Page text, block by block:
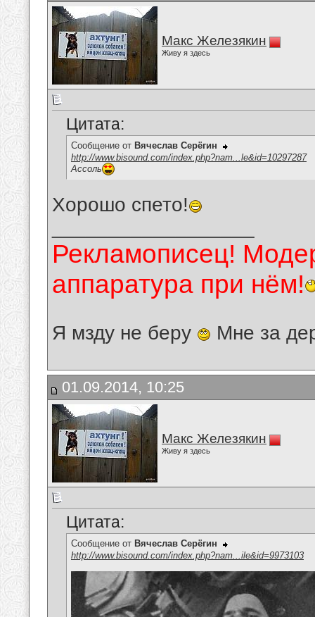
Макс Железякин
Живу я здесь
Цитата:
Сообщение от Вячеслав Серёгин
http://www.bisound.com/index.php?nam...le&id=10297287
Ассоль
Хорошо спето!
Рекламописец!
аппаратура при нём!
Я мзду не беру Мне за
01.09.2014, 10:25
Макс Железякин
Живу я здесь
Цитата:
Сообщение от Вячеслав Серёгин
http://www.bisound.com/index.php?nam...ile&id=9973103